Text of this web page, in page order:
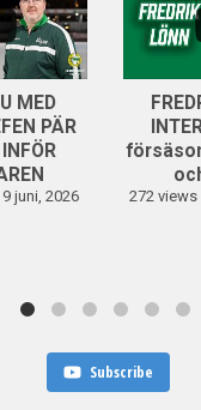
...
MED
PÄR
juni, 2026
6
272 views
Subscribe